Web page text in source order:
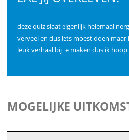
deze quiz slaat eigenlijk helemaal
verveel en dus iets moest doen maar
leuk verhaal bij te maken dus ik
MOGELIJKE